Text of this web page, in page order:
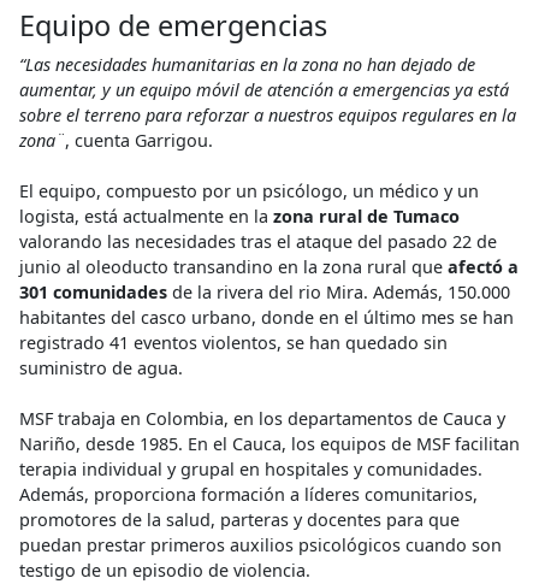
Equipo de emergencias
“Las necesidades humanitarias en la zona no han dejado de
aumentar, y un equipo móvil de atención a emergencias ya está
sobre el terreno para reforzar a nuestros equipos regulares en la
zona¨, cuenta Garrigou.
El equipo, compuesto por un psicólogo, un médico y un
logista, está actualmente en la zona rural de Tumaco
valorando las necesidades tras el ataque del pasado 22 de
junio al oleoducto transandino en la zona rural que afectó a
301 comunidades de la rivera del rio Mira. Además, 150.000
habitantes del casco urbano, donde en el último mes se han
registrado 41 eventos violentos, se han quedado sin
suministro de agua.
MSF trabaja en Colombia, en los departamentos de Cauca y
Nariño, desde 1985. En el Cauca, los equipos de MSF facilitan
terapia individual y grupal en hospitales y comunidades.
Además, proporciona formación a líderes comunitarios,
promotores de la salud, parteras y docentes para que
puedan prestar primeros auxilios psicológicos cuando son
testigo de un episodio de violencia.